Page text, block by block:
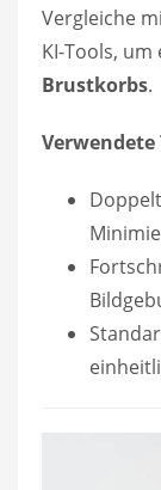
Vergleiche
KI-Tools, um
Brustkorbs.